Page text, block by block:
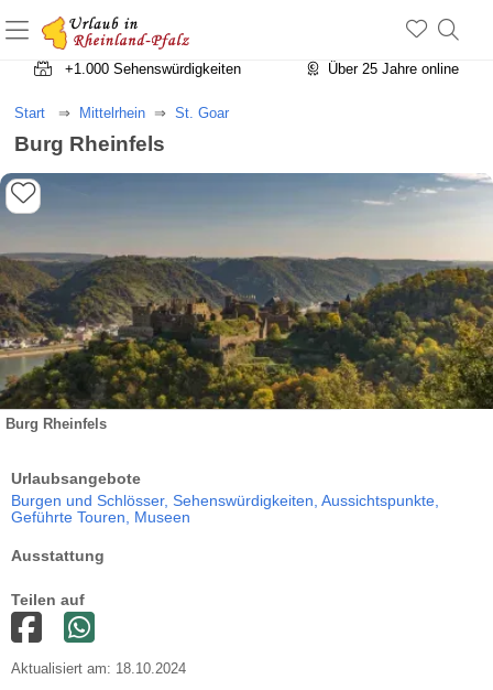
+1.500 Unterkünfte in Rheinland-Pfalz
+1.000 Sehenswürdigkeiten
Über 25 Jahre online
Start Mittelrhein St. Goar
Burg Rheinfels
Burg Rheinfels
Urlaubsangebote
Burgen und Schlösser, Sehenswürdigkeiten, Aussichtspunkte,
Geführte Touren, Museen
Ausstattung
Teilen auf
Aktualisiert am: 18.10.2024